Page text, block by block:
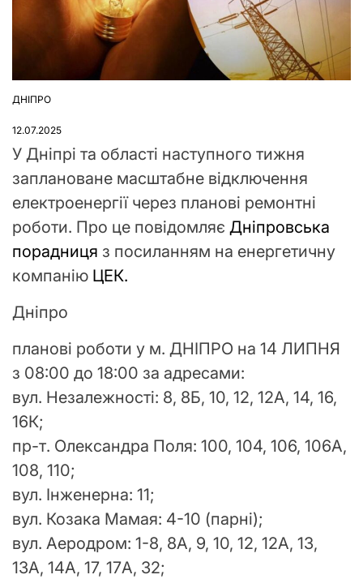
ОПУБЛІКУВАТИ
ДНІПРО
12.07.2025
У Дніпрі та області наступного тижня
заплановане масштабне відключення
електроенергії через планові ремонтні
роботи. Про це повідомляє Дніпровська
порадниця з посиланням на енергетичну
компанію ЦЕК.
Дніпро
планові роботи у м. ДНІПРО на 14 ЛИПНЯ
з 08:00 до 18:00 за адресами:
вул. Незалежності: 8, 8Б, 10, 12, 12А, 14, 16,
16К;
пр-т. Олександра Поля: 100, 104, 106, 106А,
108, 110;
вул. Інженерна: 11;
вул. Козака Мамая: 4-10 (парні);
вул. Аеродром: 1-8, 8А, 9, 10, 12, 12А, 13,
13А, 14А, 17, 17А, 32;